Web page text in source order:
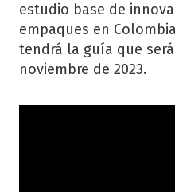
estudio base de
empaques en
tendrá la guía que
noviembre de 2023.